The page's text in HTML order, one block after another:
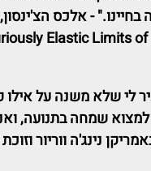
בחיינו." - אלכס
Elastic Limits
לי שלא משנה על אילו
שמחהבתנועה,
נינג'ה ווריור